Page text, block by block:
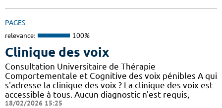
PAGES
relevance: 100%
Clinique des voix
Consultation Universitaire de Thérapie
Comportementale et Cognitive des voix pénibles A qui
s'adresse la clinique des voix ? La clinique des voix est
accessible à tous. Aucun diagnostic n'est requis,
18/02/2026 15:25